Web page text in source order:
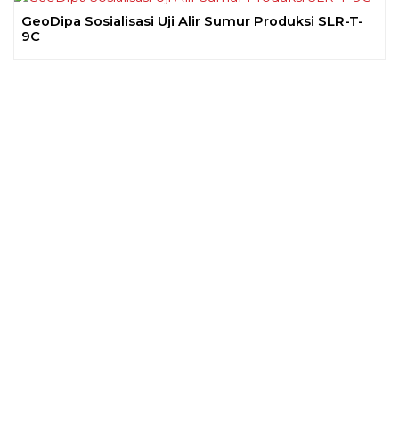
GeoDipa Sosialisasi Uji Alir Sumur Produksi SLR-T-
9C